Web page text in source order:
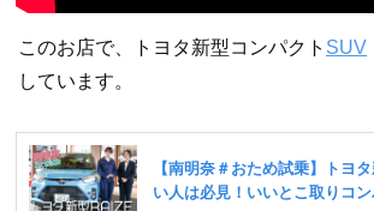
このお店で、トヨタ新型コンパクト SUV
しています。